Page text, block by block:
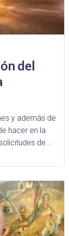
del
y además de
hacer en la
de...